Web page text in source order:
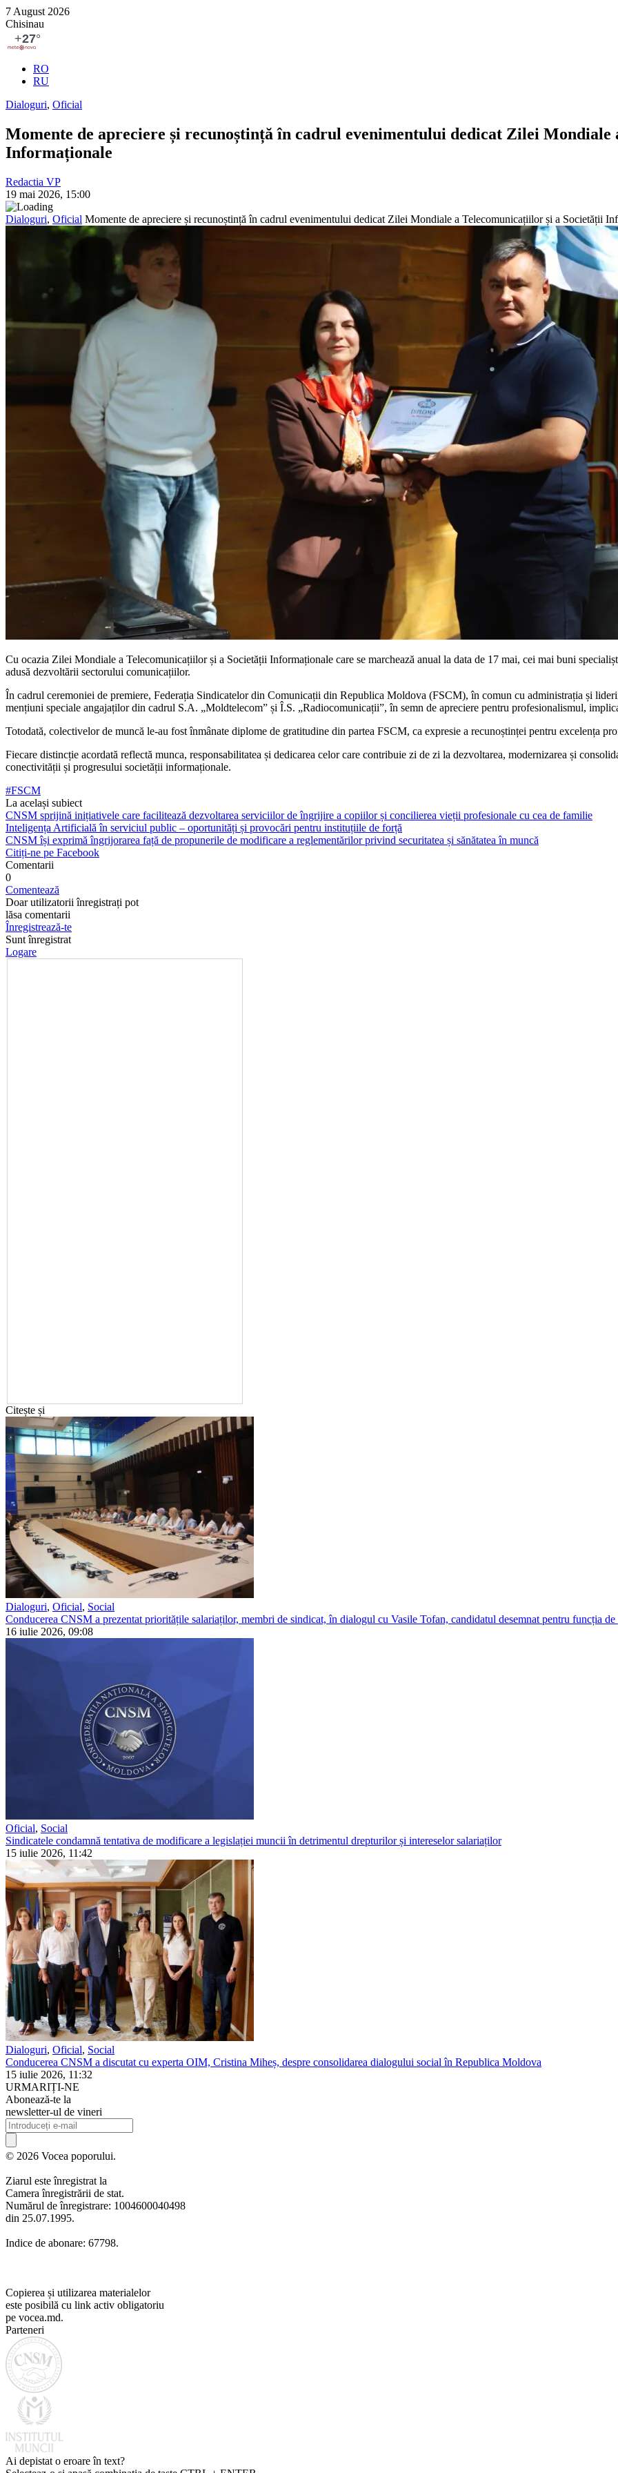
7 August 2026
Chisinau
RO
RU
Dialoguri, Oficial
Momente de apreciere și recunoștință în cadrul evenimentului dedicat Zilei
Informaționale
Redactia VP
19 mai 2026, 15:00
Dialoguri, Oficial Momente de apreciere și recunoștință în cadrul evenimentului dedicat Zilei Mondiale a Telecomunicațiilor și a Societății
Cu ocazia Zilei Mondiale a Telecomunicațiilor și a Societății Informaționale care se marchează anual la data de 17 mai, cei mai buni
adusă dezvoltării sectorului comunicațiilor.
În cadrul ceremoniei de premiere, Federația Sindicatelor din Comunicații din Republica Moldova (FSCM), în comun cu administrația și
mențiuni speciale angajaților din cadrul S.A. „Moldtelecom” și Î.S. „Radiocomunicații”, în semn de apreciere pentru profesionalismul,
Totodată, colectivelor de muncă le-au fost înmânate diplome de gratitudine din partea FSCM, ca expresie a recunoștinței pentru excelența
Fiecare distincție acordată reflectă munca, responsabilitatea și dedicarea celor care contribuie zi de zi la dezvoltarea, modernizarea și
conectivității și progresului societății informaționale.
#FSCM
La același subiect
CNSM sprijină inițiativele care facilitează dezvoltarea serviciilor de îngrijire a copiilor și concilierea vieții profesionale cu cea de familie
Inteligența Artificială în serviciul public – oportunități și provocări pentru instituțiile de forță
CNSM își exprimă îngrijorarea față de propunerile de modificare a reglementărilor privind securitatea și sănătatea în muncă
Citiți-ne pe Facebook
Comentarii
0
Comentează
Doar utilizatorii înregistrați pot
lăsa comentarii
Înregistrează-te
Sunt înregistrat
Logare
Citește și
Dialoguri, Oficial, Social
Conducerea CNSM a prezentat prioritățile salariaților, membri de sindicat, în dialogul cu Vasile Tofan, candidatul desemnat pentru funcția
16 iulie 2026, 09:08
Oficial, Social
Sindicatele condamnă tentativa de modificare a legislației muncii în detrimentul drepturilor și intereselor salariaților
15 iulie 2026, 11:42
Dialoguri, Oficial, Social
Conducerea CNSM a discutat cu experta OIM, Cristina Miheș, despre consolidarea dialogului social în Republica Moldova
15 iulie 2026, 11:32
URMARIȚI-NE
Abonează-te la
newsletter-ul de vineri
© 2026 Vocea poporului.
Ziarul este înregistrat la
Camera înregistrării de stat.
Numărul de înregistrare: 1004600040498
din 25.07.1995.
Indice de abonare: 67798.
Copierea și utilizarea materialelor
este posibilă cu link activ obligatoriu
pe vocea.md.
Parteneri
Ai depistat o eroare în text?